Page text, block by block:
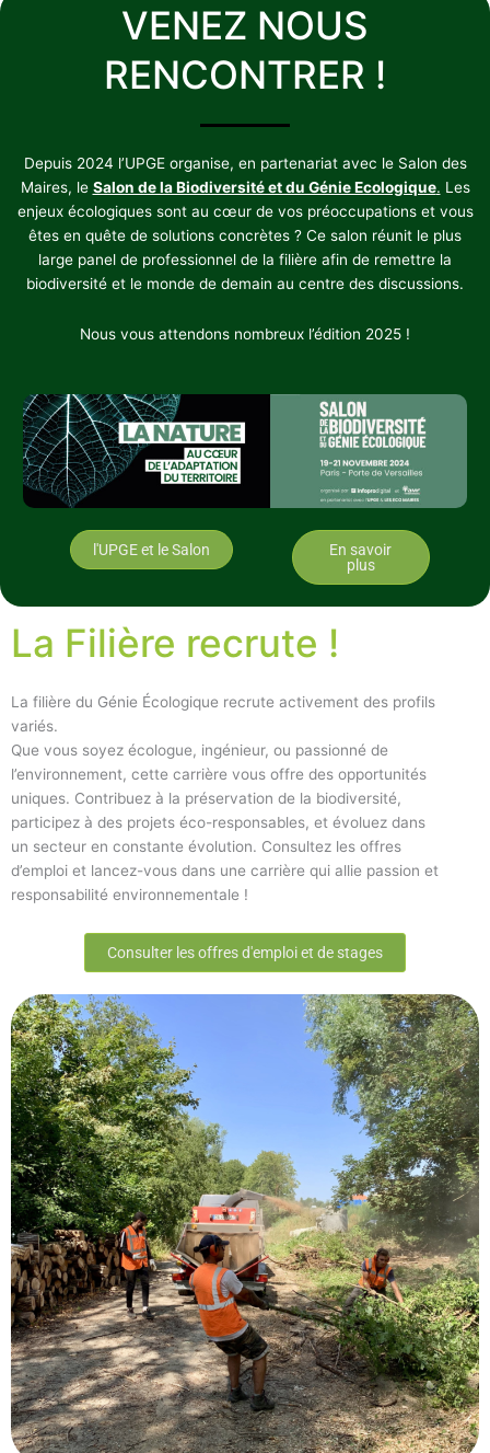
VENEZ NOUS
RENCONTRER !
Depuis 2024 l’UPGE organise, en partenariat avec le Salon des
Maires, le Salon de la Biodiversité et du Génie Ecologique. Les
enjeux écologiques sont au cœur de vos préoccupations et vous
êtes en quête de solutions concrètes ? Ce salon réunit le plus
large panel de professionnel de la filière afin de remettre la
biodiversité et le monde de demain au centre des discussions.
Nous vous attendons nombreux l’édition 2025 !
l'UPGE et le Salon
En savoir
plus
La Filière recrute !
La filière du Génie Écologique recrute activement des profils
variés.
Que vous soyez écologue, ingénieur, ou passionné de
l’environnement, cette carrière vous offre des opportunités
uniques. Contribuez à la préservation de la biodiversité,
participez à des projets éco-responsables, et évoluez dans
un secteur en constante évolution. Consultez les offres
d’emploi et lancez-vous dans une carrière qui allie passion et
responsabilité environnementale !
Consulter les offres d'emploi et de stages